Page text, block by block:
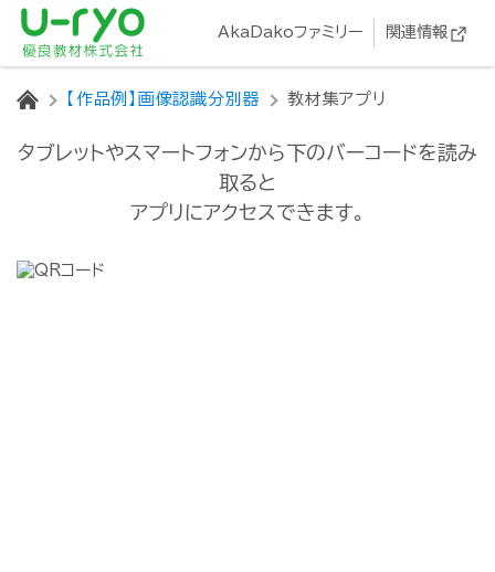
AkaDakoファミリー 関連情報
HOME
【作品例】画像認識分別器 教材集アプリ
タブレットやスマートフォンから下のバーコードを読み
取ると
アプリにアクセスできます。